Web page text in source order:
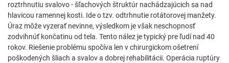
roztrhnutiu svalovo - šľachových štruktúr nachádzajúcich sa nad
hlavicou ramennej kosti. Ide o tzv. odtrhnutie rotátorovej manžety.
Úraz môže vyzerať nevinne, výsledkom je však neschopnosť
zodvihnúť končatinu od tela. Tento nález je typický pre ľudí nad 40
rokov. Riešenie problému spočíva len v chirurgickom ošetrení
poškodených šliach a svalov a dobrej rehabilitácii. Operácia ruptúry